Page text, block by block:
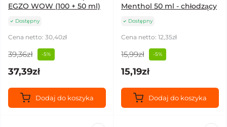
EGZO WOW (100 + 50 ml)
Dostępny
Cena netto: 30,40zł
39,36zł -5%
37,39zł
Dodaj do koszyka
Menthol 50 ml - chłodzący
Dostępny
Cena netto: 12,35zł
15,99zł -5%
15,19zł
Dodaj do koszyka